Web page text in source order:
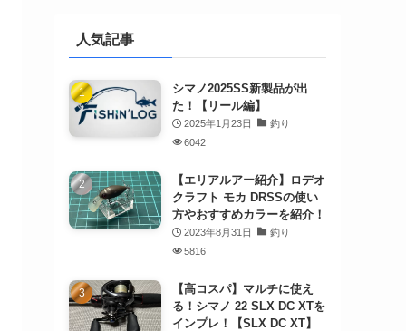
人気記事
シマノ2025SS新製品が出
た！【リール編】
2025年1月23日
釣り
6042
【エリアルアー紹介】ロデオ
クラフト モカ DRSSの使い
方やおすすめカラーを紹介！
2023年8月31日
釣り
5816
【高コスパ】マルチに使え
る！シマノ 22 SLX DC XTを
インプレ！【SLX DC XT】